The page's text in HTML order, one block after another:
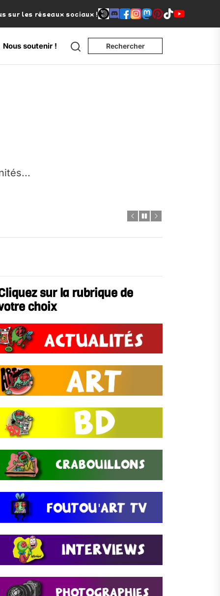
sur les réseaux sociaux !
Nous soutenir ! Search Rechercher
sur la rubrique de
choix